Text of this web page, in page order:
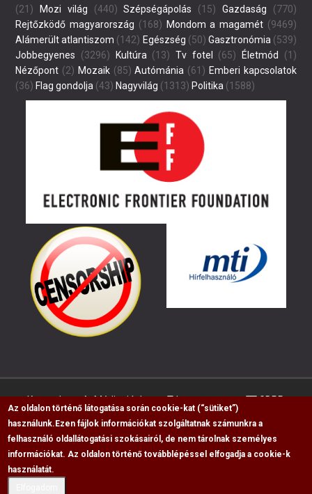
(21)
Mozi világ (440) Szépségápolás (15) Gazdaság (770)
Rejtőzködő magyarország (168) Mondom a magamét(9469)
Alámerült atlantiszom (142) Egészség (50) Gasztronómia (539)
Jobbegyenes (3296) Kultúra (13) Tv fotel (65) Életmód
(1)
Nézőpont (2) Mozaik(85) Autómánia (61) Emberi kapcsolatok
(36) Flag gondolja (43) Nagyvilág (1313) Politika (1588)
Kapcsolat Médiaajánlat Impresszum GDPR
RSS
Copyright © 2009-2026, Flag Polgári Magazin saját
Az oldalon történő látogatása során cookie-kat (“sütiket”)
használunk. Ezen fájlok információkat szolgáltatnak számunkra a
felhasználó oldallátogatási szokásairól, de nem tárolnak személyes
információkat. Az oldalon történő továbblépéssel elfogadja a cookie-k
használatát.